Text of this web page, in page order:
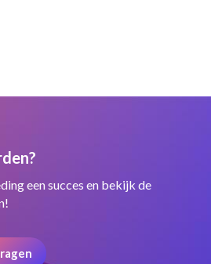
een succes en bekijk de